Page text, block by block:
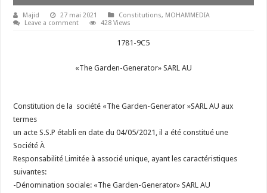
Majid 27 mai 2021 Constitutions, MOHAMMEDIA
Leave a comment
428 Views
1781-9C5
«The Garden-Generator» SARL AU
Constitution de la société «The Garden-Generator »SARL AU aux
termes
un acte S.S.P établi en date du 04/05/2021, il a été constitué une
Société À
Responsabilité Limitée à associé unique, ayant les caractéristiques
suivantes:
-Dénomination sociale: «The Garden-Generator» SARL AU